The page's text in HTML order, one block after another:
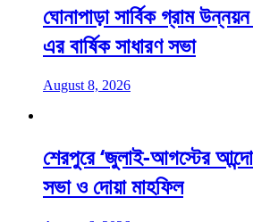
ঘোনাপাড়া সার্বিক গ্রাম
এর বার্ষিক সাধারণ সভা
August 8, 2026
শেরপুরে ‘জুলাই-আগস্টের
সভা ও দোয়া মাহফিল